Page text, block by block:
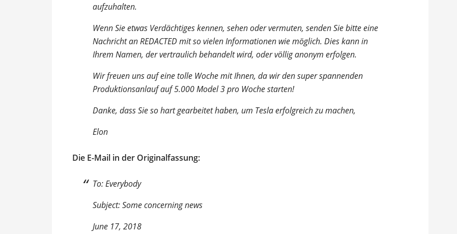
aufzuhalten.
Wenn Sie etwas Verdächtiges kennen, sehen oder vermuten, senden Sie bitte eine
Nachricht an REDACTED mit so vielen Informationen wie möglich. Dies kann in
Ihrem Namen, der vertraulich behandelt wird, oder völlig anonym erfolgen.
Wir freuen uns auf eine tolle Woche mit Ihnen, da wir den super spannenden
Produktionsanlauf auf 5.000 Model 3 pro Woche starten!
Danke, dass Sie so hart gearbeitet haben, um Tesla erfolgreich zu machen,
Elon
Die E-Mail in der Originalfassung:
To: Everybody
Subject: Some concerning news
June 17, 2018